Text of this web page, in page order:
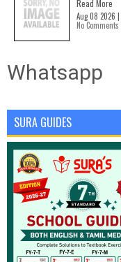
Read More
Aug 08 2026 |
No Comments
Whatsapp
SURA GUIDES